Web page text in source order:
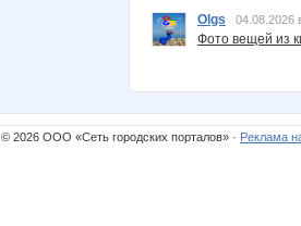
Olgs
04.08.2026
Фото вещей из
© 2026 ООО «Сеть городских порталов» · Реклама